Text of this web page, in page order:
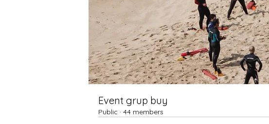
Event grup buy
Public · 44 members